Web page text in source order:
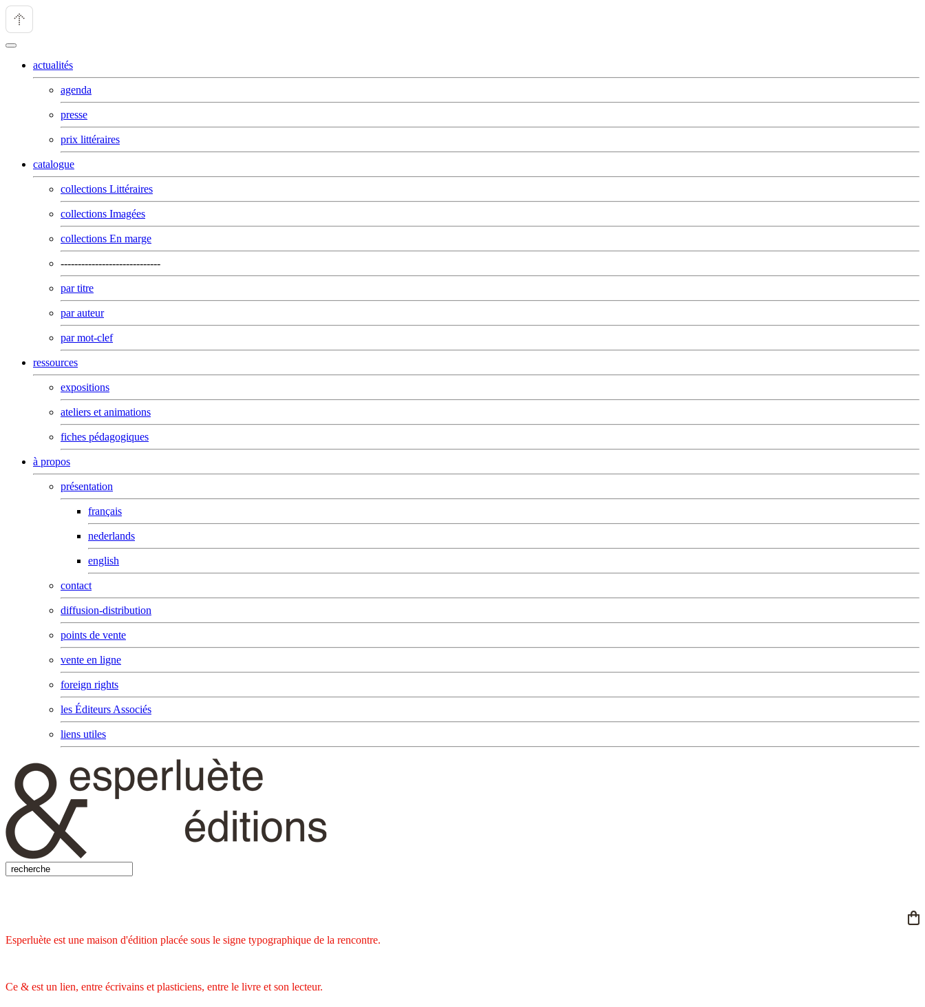
actualités
agenda
presse
prix littéraires
catalogue
collections Littéraires
collections Imagées
collections En marge
-----------------------------
par titre
par auteur
par mot-clef
ressources
expositions
ateliers et animations
fiches pédagogiques
à propos
présentation
français
nederlands
english
contact
diffusion-distribution
points de vente
vente en ligne
foreign rights
les Éditeurs Associés
liens utiles
Esperluète est une maison d'édition placée sous le signe typographique de la rencontre.
Ce & est un lien, entre écrivains et plasticiens, entre le livre et son lecteur.